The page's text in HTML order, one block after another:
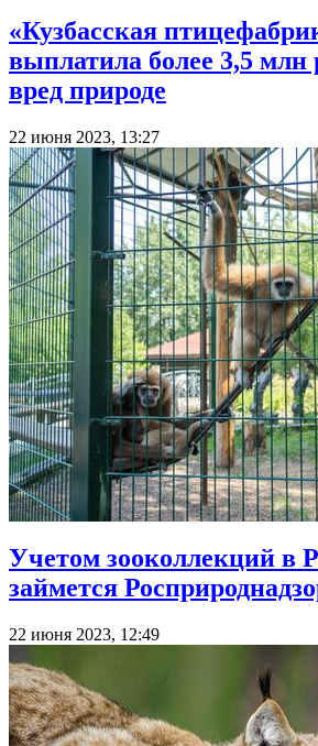
«Кузбасская
выплатила более 3,5 млн
вред природе
22 июня 2023, 13:27
Учетом зооколлекций в
займется
22 июня 2023, 12:49